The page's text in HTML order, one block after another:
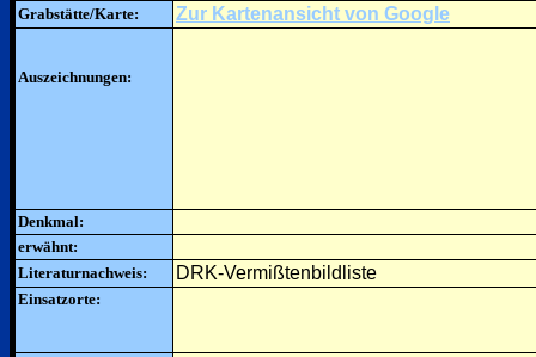
Grabstätte/Karte: Zur Kartenansicht von Google
Auszeichnungen:
Denkmal:
erwähnt:
Literaturnachweis:
DRK-Vermißtenbildliste
Einsatzorte: